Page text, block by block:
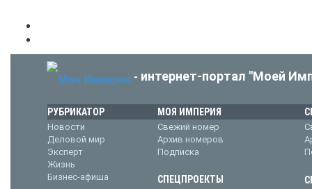
- интернет-портал "Моей
РУБРИКАТОР
Новости
Деловой мир
Эксперт
Жизнь
Бизнес-афиша
МОЯ ИМПЕРИЯ
Свежий номер
Архив номеров
Подписка
СПЕЦПРОЕКТЫ